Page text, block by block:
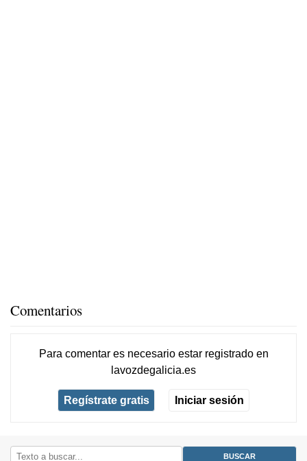
Comentarios
Para comentar es necesario estar registradoen
lavozdegalicia.es
Regístrate gratis Iniciar sesión